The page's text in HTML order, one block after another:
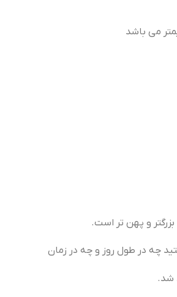
و پهن تر است.
چه در طول روز و چه در زمان
شد.